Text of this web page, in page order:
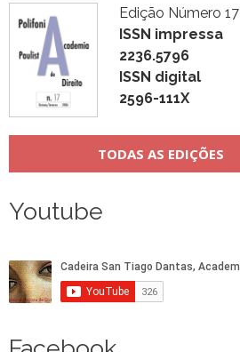
Edição Número 17
ISSN impressa
2236.5796
ISSN digital
2596-111X
TODAS AS EDIÇÕES
Youtube